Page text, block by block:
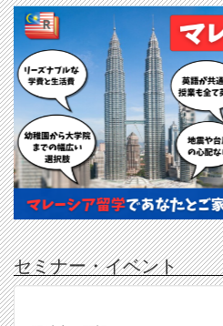
セミナー・イベント